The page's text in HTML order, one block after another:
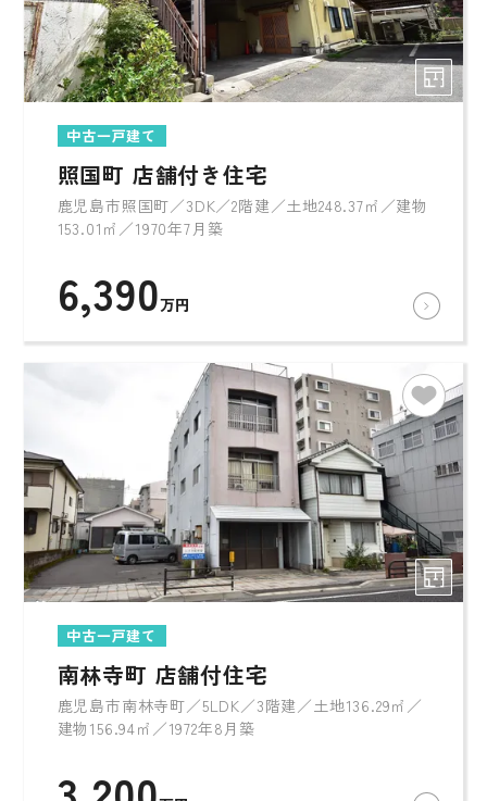
中古一戸建て
照国町 店舗付き住宅
鹿児島市照国町／3DK／2階建／土地248.37㎡／建物
153.01㎡／1970年7月築
6,390万円
中古一戸建て
南林寺町 店舗付住宅
鹿児島市南林寺町／5LDK／3階建／土地136.29㎡／
建物156.94㎡／1972年8月築